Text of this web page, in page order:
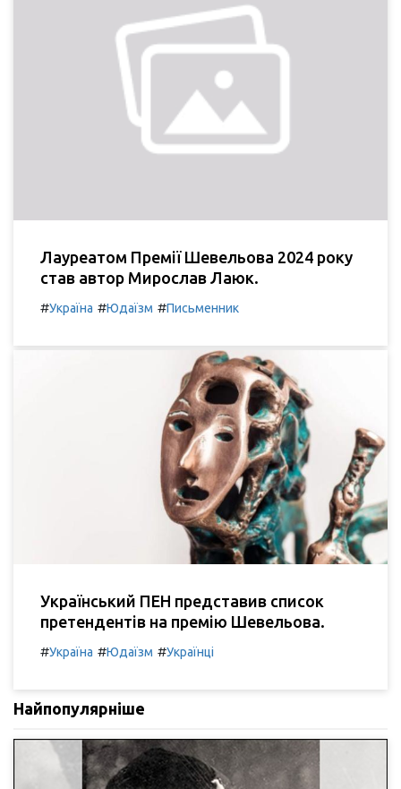
Лауреатом Премії Шевельова 2024 року
став автор Мирослав Лаюк.
#Україна #Юдаїзм #Письменник
Український ПЕН представив список
претендентів на премію Шевельова.
#Україна #Юдаїзм #Українці
Найпопулярніше